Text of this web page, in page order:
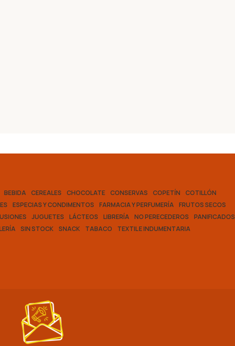
BEBIDA CEREALES CHOCOLATE CONSERVAS COPETÍN
COTILLÓN
ESPECIAS Y CONDIMENTOS FARMACIA Y PERFUMERÍA FRUTOS SECOS
JUGUETES LÁCTEOS LIBRERÍA NO PERECEDEROS
PANIFICADOS
SIN STOCK SNACK TABACO TEXTIL E INDUMENTARIA